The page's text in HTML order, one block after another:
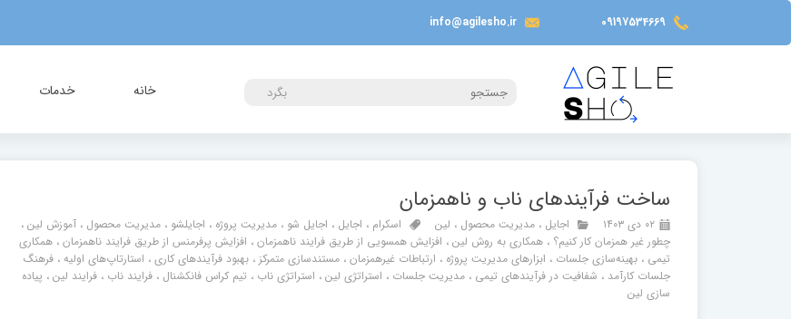
09197534669
info@agilesho.ir
خانه خدمات بگرد
ساخت فرآیندهای ناب و ناهمزمان
۰۲ دی ۱۴۰۳ اجایل ، مدیریت محصول ، لین اسکرام ، اجایل ، اجایل شو ، مدیریت پروژه ، اجایلشو ، مدیریت محصول ، آموزش لین ،
چطور غیر همزمان کار کنیم؟ ، همکاری به روش لین ، افزایش همسویی از طریق فرایند ناهمزمان ، افزایش پرفرمنس از طریق فرایند ناهمزمان ، همکاری
تیمی ، بهینه‌سازی جلسات ، ابزارهای مدیریت پروژه ، ارتباطات غیرهمزمان ، مستندسازی متمرکز ، بهبود فرآیندهای کاری ، استارتاپ‌های اولیه ، فرهنگ
جلسات کارآمد ، شفافیت در فرآیندهای تیمی ، مدیریت جلسات ، استراتژی لین ، استراتژی ناب ، تیم کراس فانکشنال ، فرایند ناب ، فرایند لین ، پیاده
سازی لین